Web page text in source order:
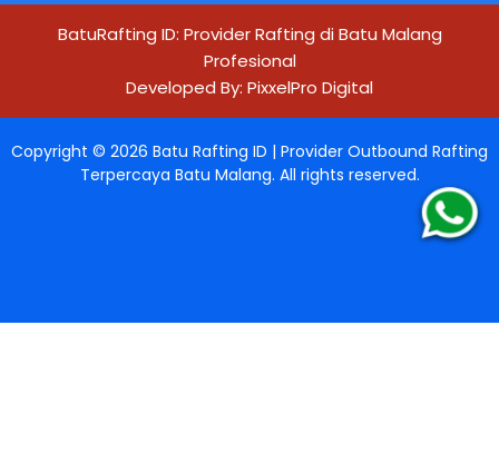
BatuRafting ID: Provider Rafting di Batu Malang
Profesional
Developed By: PixxelPro Digital
Copyright © 2026 Batu Rafting ID | Provider Outbound Rafting
Terpercaya Batu Malang. All rights reserved.